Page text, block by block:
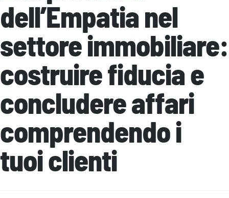
dell’Empatia nel
settore immobiliare:
costruire fiducia e
concludere affari
comprendendo i
tuoi clienti